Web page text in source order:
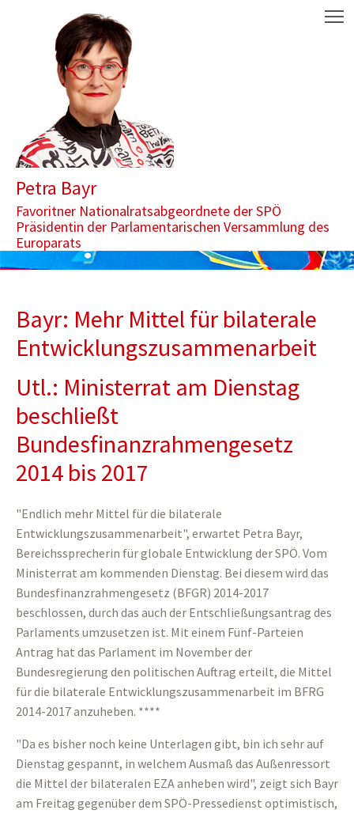
Aktuelle Seite: Bayr: Mehr Mittel für bilaterale
Petra Bayr
Favoritner Nationalratsabgeordnete der SPÖ
Präsidentin der Parlamentarischen Versammlung des
Europarats
Bayr: Mehr Mittel für bilaterale
Entwicklungszusammenarbeit
Utl.: Ministerrat am Dienstag
beschließt
Bundesfinanzrahmengesetz
2014 bis 2017
"Endlich mehr Mittel für die bilaterale
Entwicklungszusammenarbeit", erwartet Petra Bayr,
Bereichssprecherin für globale Entwicklung der SPÖ. Vom
Ministerrat am kommenden Dienstag. Bei diesem wird das
Bundesfinanzrahmengesetz (BFGR) 2014-2017
beschlossen, durch das auch der Entschließungsantrag des
Parlaments umzusetzen ist. Mit einem Fünf-Parteien
Antrag hat das Parlament im November der
Bundesregierung den politischen Auftrag erteilt, die Mittel
für die bilaterale Entwicklungszusammenarbeit im BFRG
2014-2017 anzuheben. ****
"Da es bisher noch keine Unterlagen gibt, bin ich sehr auf
Dienstag gespannt, in welchem Ausmaß das Außenressort
die Mittel der bilateralen EZA anheben wird", zeigt sich Bayr
am Freitag gegenüber dem SPÖ-Pressedienst optimistisch,